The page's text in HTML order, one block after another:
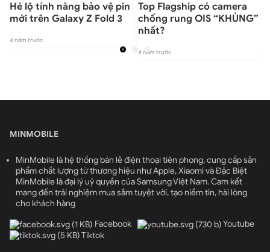
Hé lộ tính năng bảo vệ pin
mới trên Galaxy Z Fold 3
4 năm trước
Top Flagship có camera
chống rung OIS “KHỦNG”
nhất?
4 năm trước
MINMOBILE
MinMobile là hệ thống bán lẻ điện thoại tiên phong, cung cấp sản
phẩm chất lượng từ thương hiệu như Apple, Xiaomi và Đặc Biệt
MinMobile là đại lý uỷ quyền của Samsung Việt Nam. Cam kết
mang đến trải nghiệm mua sắm tuyệt vời, tạo niềm tin, hài lòng
cho khách hàng
Facebook
Youtube
Tiktok